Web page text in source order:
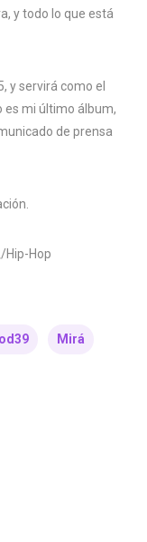
y todo lo que está
y servirá como el
es mi último álbum,
de prensa
Hip-Hop
Mirá